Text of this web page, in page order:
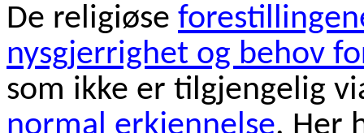
De religiøse
nysgjerrighet og behov
som ikke er tilgjengelig